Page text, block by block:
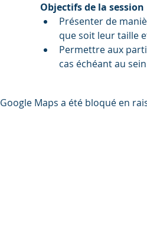
Objectifs de la session
Présenter de
que soit leur taille
Permettre aux
cas échéant au
Google Maps a été bloqué en